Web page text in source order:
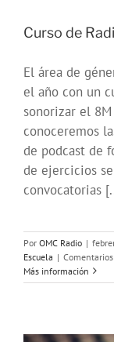
Curso de
El área de
el año con un
sonorizar el
conoceremos
de podcast de
de ejercicios
convocatorias
Por OMC Radio |
Escuela |
Más información